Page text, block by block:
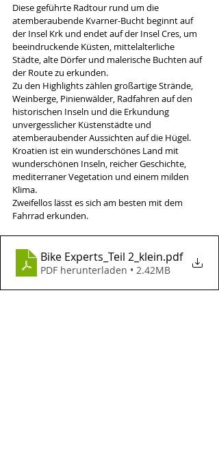
Diese geführte Radtour rund um die
atemberaubende Kvarner-Bucht beginnt auf
der Insel Krk und endet auf der Insel Cres, um
beeindruckende Küsten, mittelalterliche
Städte, alte Dörfer und malerische Buchten auf
der Route zu erkunden.
Zu den Highlights zählen großartige Strände,
Weinberge, Pinienwälder, Radfahren auf den
historischen Inseln und die Erkundung
unvergesslicher Küstenstädte und
atemberaubender Aussichten auf die Hügel.
Kroatien ist ein wunderschönes Land mit
wunderschönen Inseln, reicher Geschichte,
mediterraner Vegetation und einem milden
Klima.
Zweifellos lässt es sich am besten mit dem
Fahrrad erkunden.
Bike Experts_Teil 2_klein.pdf
PDF herunterladen • 2.42MB